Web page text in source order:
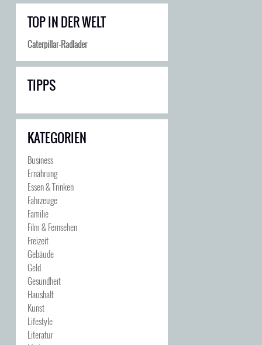
TOP IN DER WELT
Caterpillar-Radlader
TIPPS
KATEGORIEN
Business
Ernährung
Essen & Trinken
Fahrzeuge
Familie
Film & Fernsehen
Freizeit
Gebäude
Geld
Gesundheit
Haushalt
Kunst
Lifestyle
Literatur